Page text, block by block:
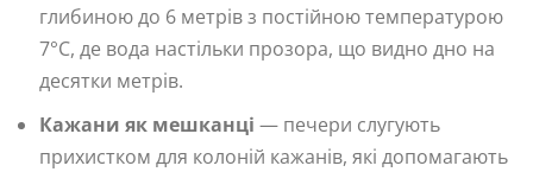
глибиною до 6 метрів з постійною температурою
7°C, де вода настільки прозора, що видно дно на
десятки метрів.
Кажани як мешканці — печери слугують
прихистком для колоній кажанів, які допомагають